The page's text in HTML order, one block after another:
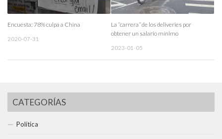
Encuesta: 78% culpa a China
2020-07-31
La “carrera” de los deliveries por
obtener un salario mínimo
2023-01-05
CATEGORÍAS
Política